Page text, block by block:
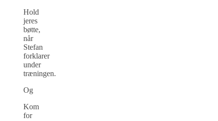
Hold
jeres
bøtte,
når
Stefan
forklarer
under
træningen.
Og
Kom
for